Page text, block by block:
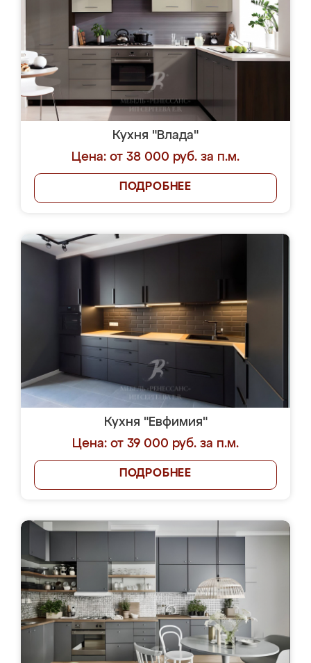
Кухня "Влада"
Цена: от 38 000 руб. за п.м.
ПОДРОБНЕЕ
Кухня "Евфимия"
Цена: от 39 000 руб. за п.м.
ПОДРОБНЕЕ